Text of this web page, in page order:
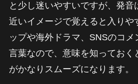
と少し迷いやすいですが、発音
近いイメージで覚えると入りや
ップや海外ドラマ、SNSのコメ
言葉なので、意味を知っておく
がかなりスムーズになります。